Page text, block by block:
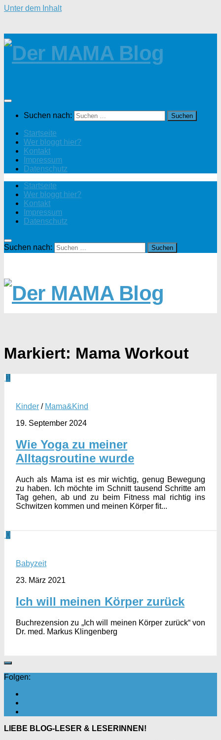
Unter dem Inhalt
Suchen nach:
Startseite
Wer bloggt hier?
Kontakt
Impressum
Datenschutz
Startseite
Wer bloggt hier?
Kontakt
Impressum
Datenschutz
Suchen nach:
Markiert: Mama Workout
1
Kinder / Mama&Kind
19. September 2024
Wie Yoga zu meiner
Alltagsroutine wurde
Auch als Mama ist es mir wichtig, genug Bewegung
zu haben. Ich möchte im Schnitt tausend Schritte am
Tag gehen, ab und zu beim Fitness mal richtig ins
Schwitzen kommen und meinen Körper fit...
0
Babyzeit
23. März 2021
Ich will meinen Körper zurück
Buchrezension zu „Ich will meinen Körper zurück“ von
Dr. med. Markus Klingenberg
Folgen:
LIEBE BLOG-LESER & LESERINNEN!